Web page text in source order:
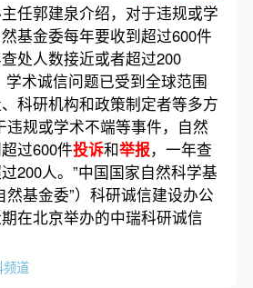
任郭建泉介绍，对于违规或学
基金委每年要收到超过600件
处人数接近或者超过200
术诚信问题已受到全球范围
科研机构和政策制定者等多方
违规或学术不端等事件，自然
过600件投诉和举报，一年查
200人。”中国国家自然科学基
然基金委”）科研诚信建设办公
在北京举办的中瑞科研诚信
频道